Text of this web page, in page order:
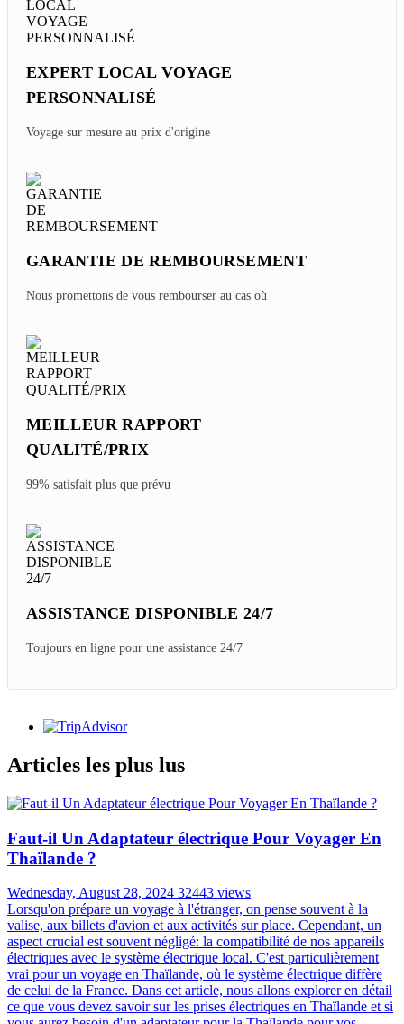
EXPERT LOCAL VOYAGE
PERSONNALISÉ
Voyage sur mesure au prix d'origine
GARANTIE DE REMBOURSEMENT
Nous promettons de vous rembourser au cas où
MEILLEUR RAPPORT
QUALITÉ/PRIX
99% satisfait plus que prévu
ASSISTANCE DISPONIBLE 24/7
Toujours en ligne pour une assistance 24/7
Articles les plus lus
Faut-il Un Adaptateur électrique Pour Voyager En
Thaïlande ?
Wednesday, August 28, 2024 32443 views
Lorsqu'on prépare un voyage à l'étranger, on pense souvent à la
valise, aux billets d'avion et aux activités sur place. Cependant, un
aspect crucial est souvent négligé: la compatibilité de nos appareils
électriques avec le système électrique local. C'est particulièrement
vrai pour un voyage en Thaïlande, où le système électrique diffère
de celui de la France. Dans cet article, nous allons explorer en détail
ce que vous devez savoir sur les prises électriques en Thaïlande et si